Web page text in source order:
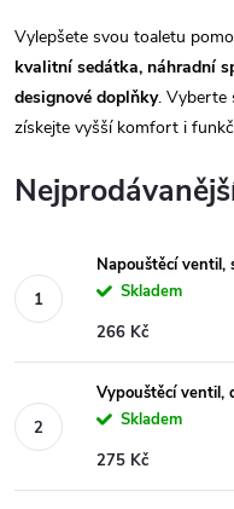
Vylepšete svou toaletu
kvalitní sedátka, náhradní
designové doplňky. Vyberte
získejte vyšší komfort i
Napouštěcí
Skladem
266 Kč
Vypouštěcí ventil,
Skladem
275 Kč